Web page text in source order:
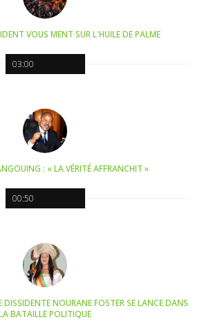
03:00
VOUS MENT SUR L'HUILE DE PALME
00:50
: « LA VÉRITÉ AFFRANCHIT »
NOURANE FOSTER SE LANCE DANS
BATAILLE POLITIQUE